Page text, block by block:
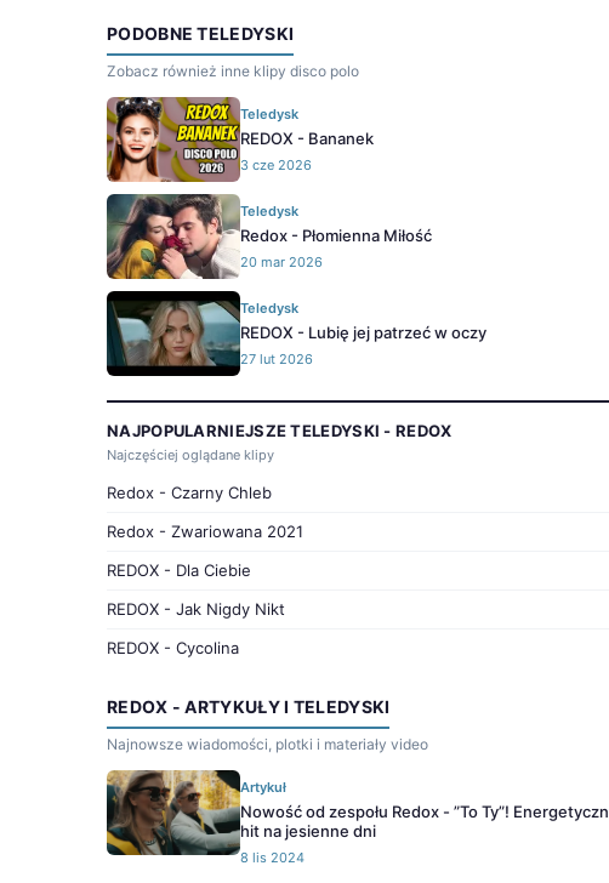
PODOBNE TELEDYSKI
Zobacz również inne klipy disco polo
Teledysk
REDOX - Bananek
3 cze 2026
Teledysk
Redox - Płomienna Miłość
20 mar 2026
Teledysk
REDOX - Lubię jej patrzeć w oczy
27 lut 2026
NAJPOPULARNIEJSZE TELEDYSKI - REDOX
Najczęściej oglądane klipy
Redox - Czarny Chleb
Redox - Zwariowana 2021
REDOX - Dla Ciebie
REDOX - Jak Nigdy Nikt
REDOX - Cycolina
REDOX - ARTYKUŁY I TELEDYSKI
Najnowsze wiadomości, plotki i materiały video
Artykuł
Nowość od zespołu Redox - ”To Ty”!
hit na jesienne dni
8 lis 2024